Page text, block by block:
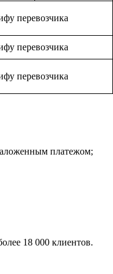
перевозчика
перевозчика
перевозчика
платежом;
18 000 клиентов.